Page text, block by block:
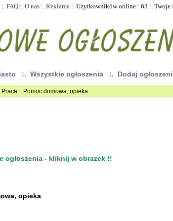
:. FAQ :. O nas :. Reklama :. Użytkowników online : 63 :. Twoje
:. Wszystkie ogłoszenia :. Dodaj
Praca :. Pomoc domowa, opieka
ogłoszenia - kliknij w obrazek !!
opieka